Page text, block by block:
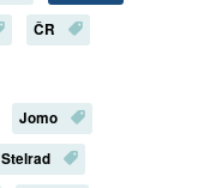
ČR
Jomo
Stelrad